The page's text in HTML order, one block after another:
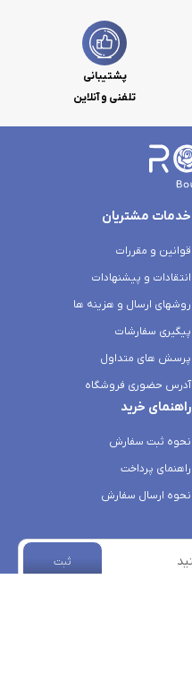
پشتیبانی
تلفنی و آنلاین
خدمات مشتریان
قوانین و مقررات
انتقادات و پیشنهادات
روشهای ارسال و هزینه ها
پیگیری سفارشات
پرسش های متداول
آدرس حضوری فروشگاه
راهنمای خرید
نحوه ثبت سفارش
راهنمای پرداخت
نحوه ارسال سفارش
ثبت